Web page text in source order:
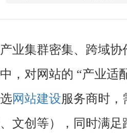
业集群密集、跨域
，对网站的 “产业适
网站建设服务商时，
文创等），同时满